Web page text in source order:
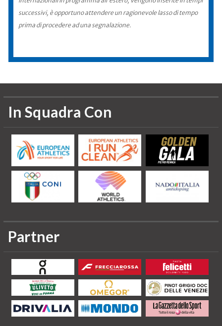
successivi, è opportuno attendere un ragionevole lasso di tempo
prima di procedere ad una segnalazione.
In Squadra Con
Partner